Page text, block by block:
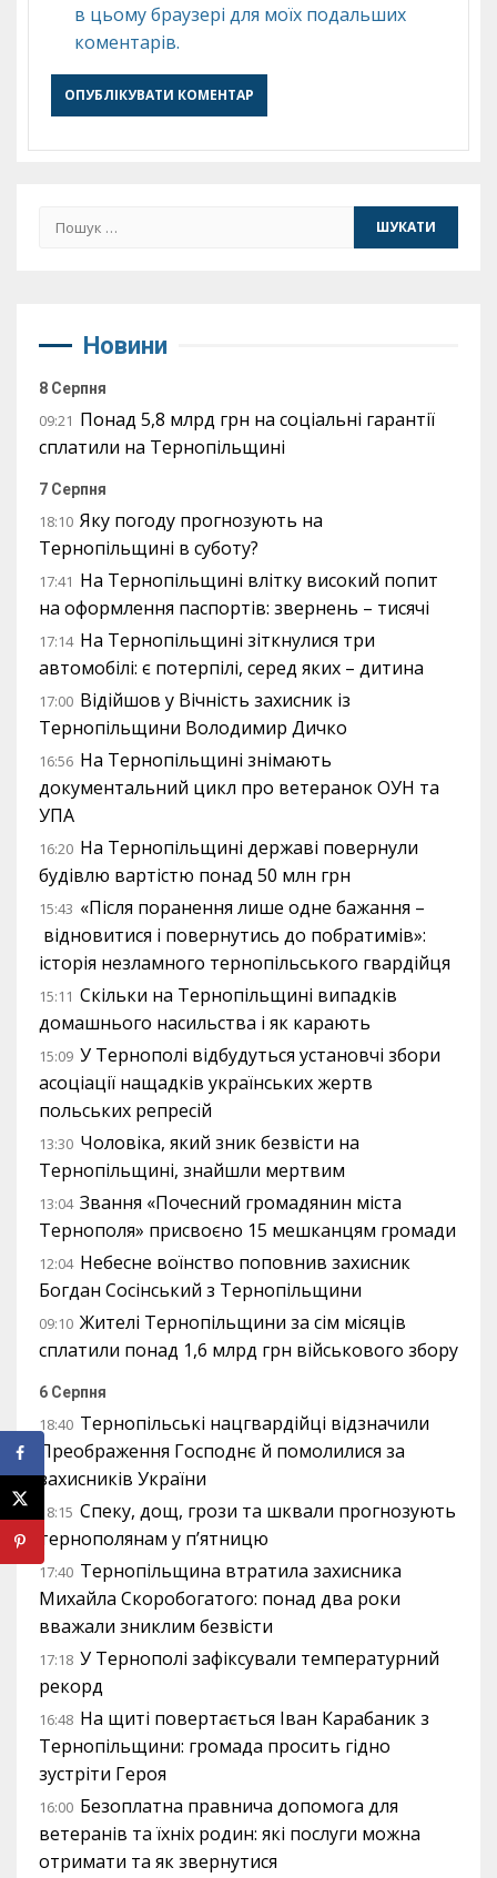
в цьому браузері для моїх подальших
коментарів.
Пошук:
Новини
8 Серпня
09:21 Понад 5,8 млрд грн на соціальні гарантії
сплатили на Тернопільщині
7 Серпня
18:10 Яку погоду прогнозують на
Тернопільщині в суботу?
17:41 На Тернопільщині влітку високий попит
на оформлення паспортів: звернень – тисячі
17:14 На Тернопільщині зіткнулися три
автомобілі: є потерпілі, серед яких – дитина
17:00 Відійшов у Вічність захисник із
Тернопільщини Володимир Дичко
16:56 На Тернопільщині знімають
документальний цикл про ветеранок ОУН та
УПА
16:20 На Тернопільщині державі повернули
будівлю вартістю понад 50 млн грн
15:43 «Після поранення лише одне бажання –
відновитися і повернутись до побратимів»:
історія незламного тернопільського гвардійця
15:11 Скільки на Тернопільщині випадків
домашнього насильства і як карають
15:09 У Тернополі відбудуться установчі збори
асоціації нащадків українських жертв
польських репресій
13:30 Чоловіка, який зник безвісти на
Тернопільщині, знайшли мертвим
13:04 Звання «Почесний громадянин міста
Тернополя» присвоєно 15 мешканцям громади
12:04 Небесне воїнство поповнив захисник
Богдан Сосінський з Тернопільщини
09:10 Жителі Тернопільщини за сім місяців
сплатили понад 1,6 млрд грн військового збору
6 Серпня
18:40 Тернопільські нацгвардійці відзначили
Преображення Господнє й помолилися за
захисників України
18:15 Спеку, дощ, грози та шквали прогнозують
тернополянам у п’ятницю
17:40 Тернопільщина втратила захисника
Михайла Скоробогатого: понад два роки
вважали зниклим безвісти
17:18 У Тернополі зафіксували температурний
рекорд
16:48 На щиті повертається Іван Карабаник з
Тернопільщини: громада просить гідно
зустріти Героя
16:00 Безоплатна правнича допомога для
ветеранів та їхніх родин: які послуги можна
отримати та як звернутися